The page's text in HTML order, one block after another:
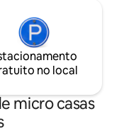
no local
micro casas